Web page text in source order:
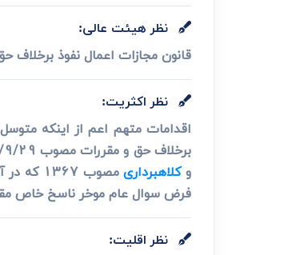
نظر هیئت عالی:
قانون مجازات اعمال نفوذ برخلاف حق و مقررات مصوب سال 1315 به
نظر اکثریت:
اقدامات متهم اعم از اینکه
وکلاهبرداریمصوب 1367 که در آن بزه
فرض سوال عام موخر ناسخ خاص
نظر اقلیت: